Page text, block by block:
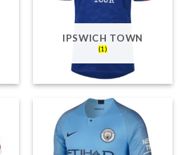
IPSWICH TOWN
(1)